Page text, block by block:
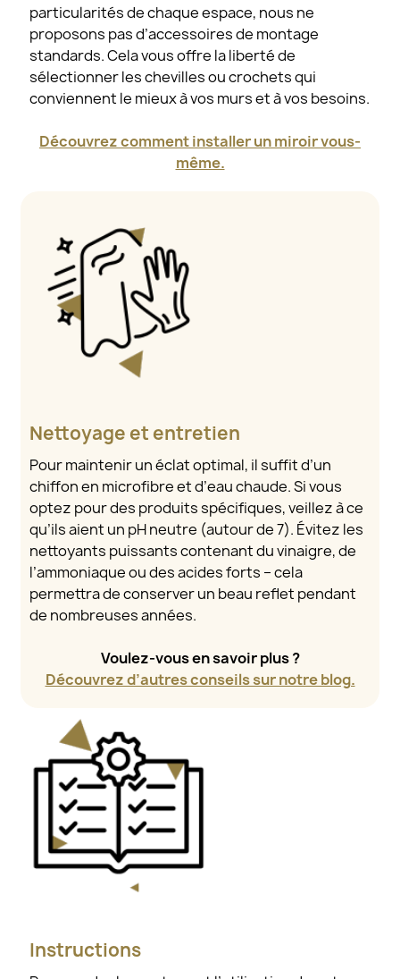
particularités de chaque espace, nous ne
proposons pas d’accessoires de montage
standards. Cela vous offre la liberté de
sélectionner les chevilles ou crochets qui
conviennent le mieux à vos murs et à vos besoins.
Découvrez comment installer un miroir vous-
même.
Nettoyage et entretien
Pour maintenir un éclat optimal, il suffit d’un
chiffon en microfibre et d’eau chaude. Si vous
optez pour des produits spécifiques, veillez à ce
qu’ils aient un pH neutre (autour de 7). Évitez les
nettoyants puissants contenant du vinaigre, de
l’ammoniaque ou des acides forts – cela
permettra de conserver un beau reflet pendant
de nombreuses années.
Voulez-vous en savoir plus ?
Découvrez d’autres conseils sur notre blog.
Instructions